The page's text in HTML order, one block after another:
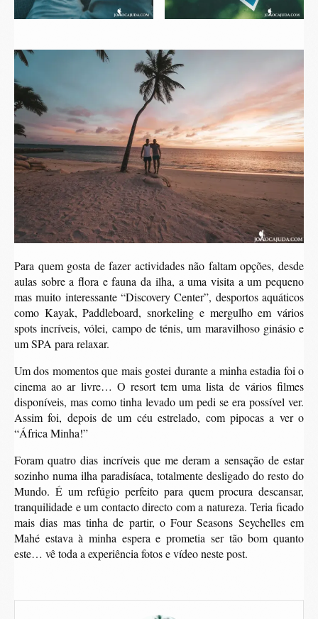
Para quem gosta de fazer actividades não faltam opções, desde
aulas sobre a flora e fauna da ilha, a uma visita a um pequeno
mas muito interessante “Discovery Center”, desportos aquáticos
como Kayak, Paddleboard, snorkeling e mergulho em vários
spots incríveis, vólei, campo de ténis, um maravilhoso ginásio e
um SPA para relaxar.
Um dos momentos que mais gostei durante a minha estadia foi o
cinema ao ar livre… O resort tem uma lista de vários filmes
disponíveis, mas como tinha levado um pedi se era possível ver.
Assim foi, depois de um céu estrelado, com pipocas a ver o
“África Minha!”
Foram quatro dias incríveis que me deram a sensação de estar
sozinho numa ilha paradisíaca, totalmente desligado do resto do
Mundo. É um refúgio perfeito para quem procura descansar,
tranquilidade e um contacto directo com a natureza. Teria ficado
mais dias mas tinha de partir, o Four Seasons Seychelles em
Mahé estava à minha espera e prometia ser tão bom quanto
este… vê toda a experiência fotos e vídeo neste post.